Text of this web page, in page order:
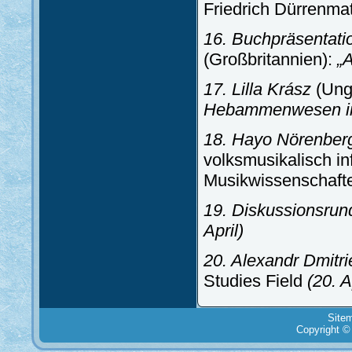
Friedrich
16.
(Großbritannien):
17. Lilla Krász
Hebammenwesen
18. Hayo
volksmusikalisch
19.
April)
20. Alexandr
Studies Field (20.
Copyright ©